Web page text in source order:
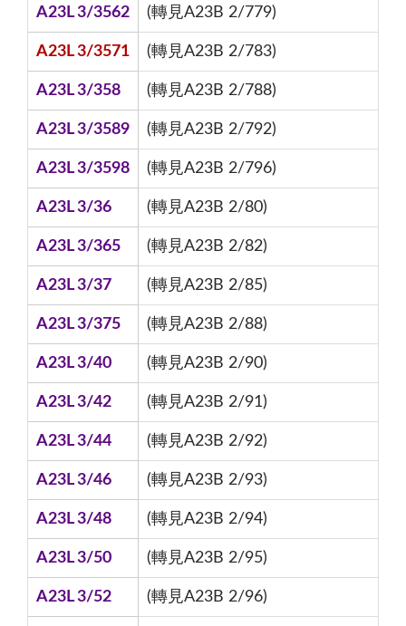
A23L 3/3562 (轉見A23B 2/779)
A23L 3/3571 (轉見A23B 2/783)
A23L 3/358 (轉見A23B 2/788)
A23L 3/3589 (轉見A23B 2/792)
A23L 3/3598 (轉見A23B 2/796)
A23L 3/36 (轉見A23B 2/80)
A23L 3/365 (轉見A23B 2/82)
A23L 3/37 (轉見A23B 2/85)
A23L 3/375 (轉見A23B 2/88)
A23L 3/40 (轉見A23B 2/90)
A23L 3/42 (轉見A23B 2/91)
A23L 3/44 (轉見A23B 2/92)
A23L 3/46 (轉見A23B 2/93)
A23L 3/48 (轉見A23B 2/94)
A23L 3/50 (轉見A23B 2/95)
A23L 3/52 (轉見A23B 2/96)